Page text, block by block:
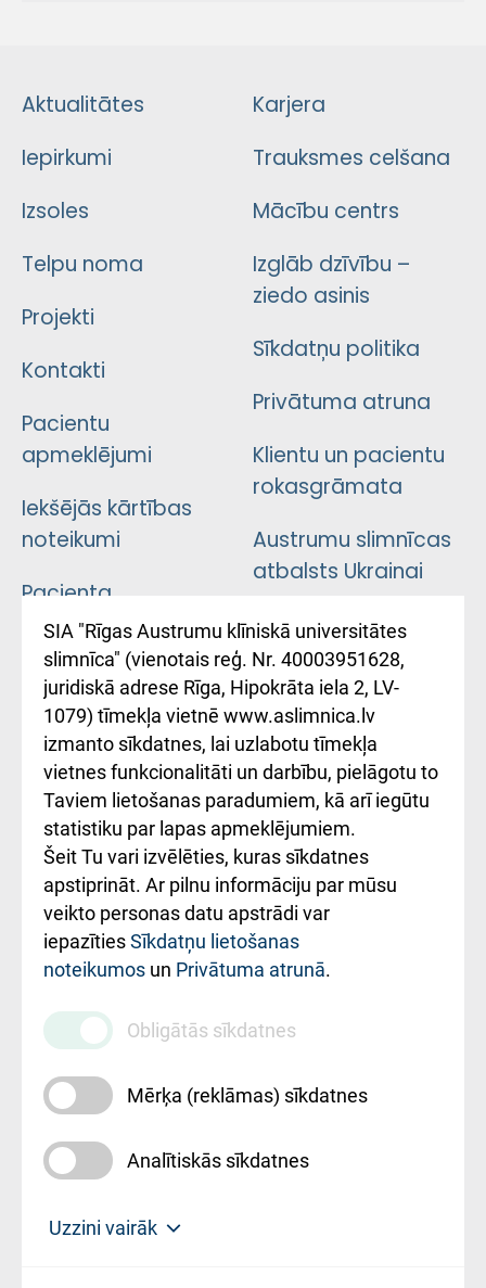
Aktualitātes
Iepirkumi
Izsoles
Telpu noma
Projekti
Kontakti
Pacientu
apmeklējumi
Iekšējās kārtības
noteikumi
Pacienta
atsauksmju/sūdzību
iesniegšanas
kārtība
Kā pie mums nokļūt
Rēķinu apmaksas
ceļvedis
Rekvizīti un
ārstniecības
iestādes kods
010000234
Maksas
pakalpojumu
cenrādis
Karjera
Trauksmes celšana
Mācību centrs
Izglāb dzīvību –
ziedo asinis
Sīkdatņu politika
Privātuma atruna
Klientu un pacientu
rokasgrāmata
Austrumu slimnīcas
atbalsts Ukrainai
Підтримка Східної
лікарні та співпраця з
Україною
SIA "Rīgas Austrumu klīniskā universitātes
slimnīca" (vienotais reģ. Nr. 40003951628,
juridiskā adrese Rīga, Hipokrāta iela 2, LV-
1079) tīmekļa vietnē www.aslimnica.lv
izmanto sīkdatnes, lai uzlabotu tīmekļa
vietnes funkcionalitāti un darbību, pielāgotu to
Taviem lietošanas paradumiem, kā arī iegūtu
statistiku par lapas apmeklējumiem.
Šeit Tu vari izvēlēties, kuras sīkdatnes
apstiprināt. Ar pilnu informāciju par mūsu
veikto personas datu apstrādi var
iepazītiesSīkdatņu lietošanas
noteikumos un Privātuma atrunā.
Obligātās sīkdatnes
Mērķa (reklāmas) sīkdatnes
Analītiskās sīkdatnes
Uzzini vairāk